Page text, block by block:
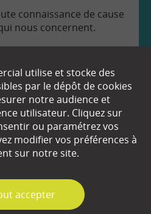
connaissance de cause
nous concernent.
SAVOIR+
nous ?
Presse
utilise et stocke des
par le dépôt de cookies
notre audience et
utilisateur. Cliquez sur
ou paramétrez vos
modifier vos préférences à
sur notre site.
accepter